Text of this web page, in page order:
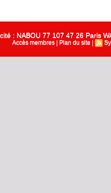
: NABOU 77 107 47 26 Paris
Accès membres Plan du site